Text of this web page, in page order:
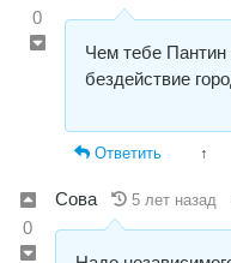
0
Чем тебе
бездействие
Ответить ↑
0
Сова 5 лет назад